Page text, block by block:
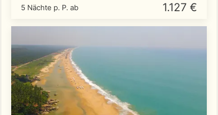
5 Nächte p. P. ab 1.127 €